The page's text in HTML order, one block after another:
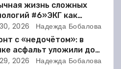
жизнь сложных
#6»ЭКГ как
когда ритм жизни
расшифровки
2026 Надежда Бобалова
с «недочётом»: в
асфальт уложили до
но не дошли 30 метров
2026 Надежда Бобалова